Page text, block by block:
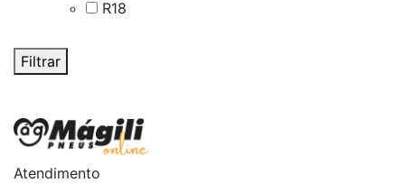
R18
Filtrar
Atendimento